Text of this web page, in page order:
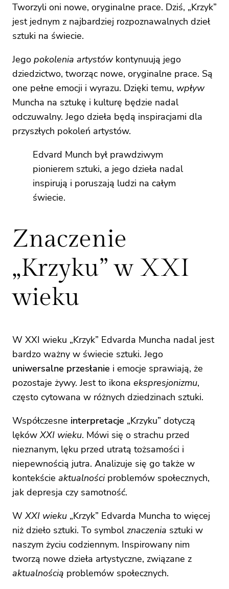
Tworzyli oni nowe, oryginalne prace. Dziś, „Krzyk”
jest jednym z najbardziej rozpoznawalnych dzieł
sztuki na świecie.
Jego pokolenia artystówkontynuują jego
dziedzictwo, tworząc nowe, oryginalne prace. Są
one pełne emocji i wyrazu. Dzięki temu, wpływ
Muncha na sztukę i kulturę będzie nadal
odczuwalny. Jego dzieła będą inspiracjami dla
przyszłych pokoleń artystów.
Edvard Munch był prawdziwym
pionierem sztuki, a jego dzieła nadal
inspirują i poruszają ludzi na całym
świecie.
Znaczenie
„Krzyku” w XXI
wieku
W XXI wieku „Krzyk” Edvarda Muncha nadal jest
bardzo ważny w świecie sztuki. Jego
uniwersalne przesłanie i emocje sprawiają, że
pozostaje żywy. Jest to ikona ekspresjonizmu,
często cytowana w różnych dziedzinach sztuki.
Współczesne interpretacje „Krzyku” dotyczą
lękówXXI wieku. Mówi się o strachu przed
nieznanym, lęku przed utratą tożsamości i
niepewnością jutra. Analizuje się go także w
kontekście aktualnościproblemów społecznych,
jak depresja czy samotność.
WXXI wieku „Krzyk” Edvarda Muncha to więcej
niż dzieło sztuki. To symbolznaczenia sztuki w
naszym życiu codziennym. Inspirowany nim
tworzą nowe dzieła artystyczne, związane z
aktualnością problemów społecznych.